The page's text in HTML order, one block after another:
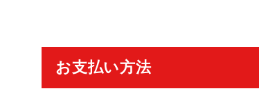
お支払い方法